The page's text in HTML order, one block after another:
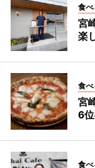
食べ
宮
楽
食べ
宮
6
食べ